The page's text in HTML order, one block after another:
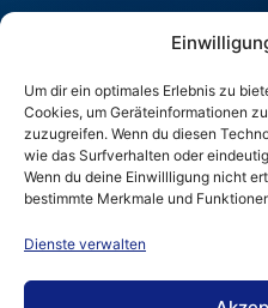
Um dir ein optimales Erlebnis zu
Cookies, um Geräteinformationen
zuzugreifen. Wenn du diesen
wie das Surfverhalten oder
Wenn du deine Einwillligung nicht
bestimmte Merkmale und
Dienste verwalten
Alle Artikel A-Z